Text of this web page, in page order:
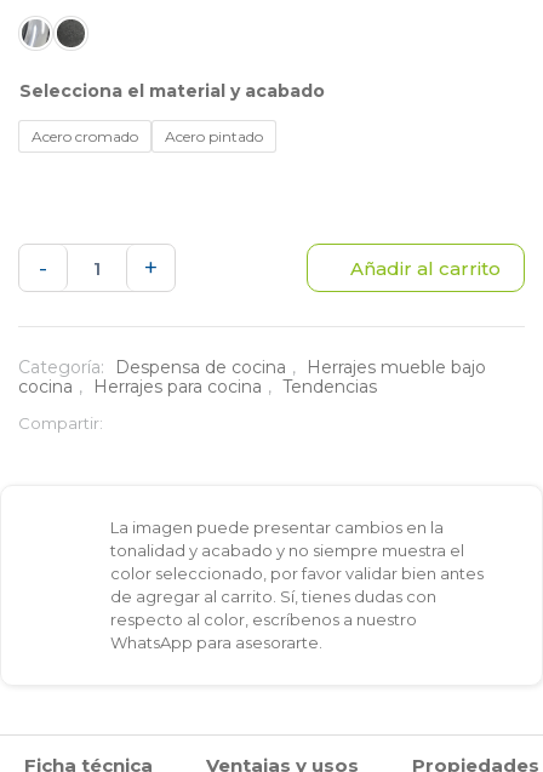
material y acabado
Acero cromado Acero pintado
-
Despensa
en
acero
cierre
lento
atornillable
+ Añadir al carrito
Categoría: Despensa de cocina ,
Herrajes mueble bajo
cocina , Herrajes para cocina , Tendencias
Compartir:
La imagen puede presentar cambios en la
tonalidad y acabado y no siempre muestra el
color seleccionado, por favor validar bien antes
de agregar al carrito. Sí, tienes dudas con
respecto al color, escríbenos a nuestro
WhatsApp para asesorarte.
Ficha técnica Ventajas y usos Propiedades